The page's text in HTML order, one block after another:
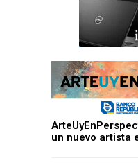
un nuevo artista